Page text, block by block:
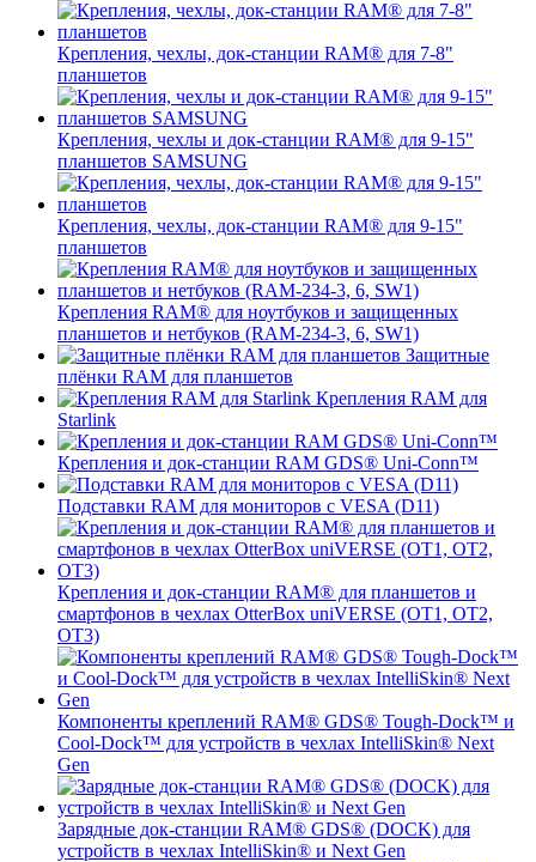
Крепления, чехлы, док-станции RAM® для 7-8"
планшетов
Крепления, чехлы и док-станции RAM® для 9-15"
планшетов SAMSUNG
Крепления, чехлы, док-станции RAM® для 9-15"
планшетов
Крепления RAM® для ноутбуков и защищенных
планшетов и нетбуков (RAM-234-3, 6, SW1)
Защитные
плёнки RAM для планшетов
Крепления RAM для
Starlink
Крепления и док-станции RAM GDS® Uni-Conn™
Подставки RAM для мониторов с VESA (D11)
Крепления и док-станции RAM® для планшетов и
смартфонов в чехлах OtterBox uniVERSE (OT1, OT2,
OT3)
Компоненты креплений RAM® GDS® Tough-Dock™ и
Cool-Dock™ для устройств в чехлах IntelliSkin® Next
Gen
Зарядные док-станции RAM® GDS® (DOCK) для
устройств в чехлах IntelliSkin® и Next Gen